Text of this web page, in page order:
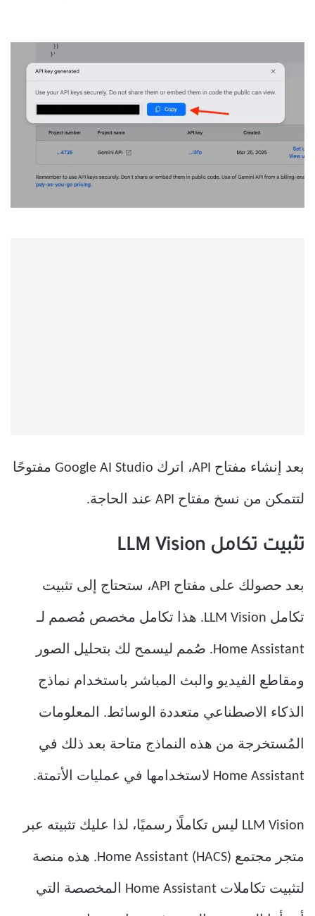
بعد إنشاء مفتاح API، اترك Google AI Studio مفتوحًا
لتتمكن من نسخ مفتاح API عند الحاجة.
تثبيت تكامل LLM Vision
بعد حصولك على مفتاح API، ستحتاج إلى تثبيت
تكامل LLM Vision. هذا تكامل مخصص مُصمم لـ
Home Assistant. صُمم ليسمح لك بتحليل الصور
ومقاطع الفيديو والبث المباشر باستخدام نماذج
الذكاء الاصطناعي متعددة الوسائط. المعلومات
المُستخرجة من هذه النماذج متاحة بعد ذلك في
Home Assistant لاستخدامها في عمليات الأتمتة.
LLM Vision ليس تكاملًا رسميًا، لذا عليك تثبيته عبر
متجر مجتمع Home Assistant (HACS). هذه منصة
لتثبيت تكاملات Home Assistant المخصصة التي